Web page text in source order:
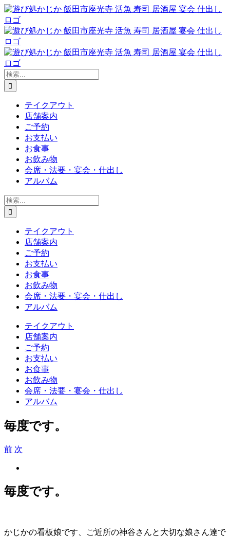
Skip
to
content
検
索
…
テイクアウト
店舗案内
ご予約
お支払い
お食事
お飲み物
会席・法要・宴会・仕出し
アルバム
検
索
…
テイクアウト
店舗案内
ご予約
お支払い
お食事
お飲み物
会席・法要・宴会・仕出し
アルバム
テイクアウト
店舗案内
ご予約
お支払い
お食事
お飲み物
会席・法要・宴会・仕出し
アルバム
毎度です。
前 次
Image
毎度です。
かじかの看板娘です、ご近所の神谷さんと大切な娘さん達で